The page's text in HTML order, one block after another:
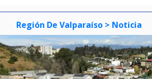
Región De Valparaíso > Noticia